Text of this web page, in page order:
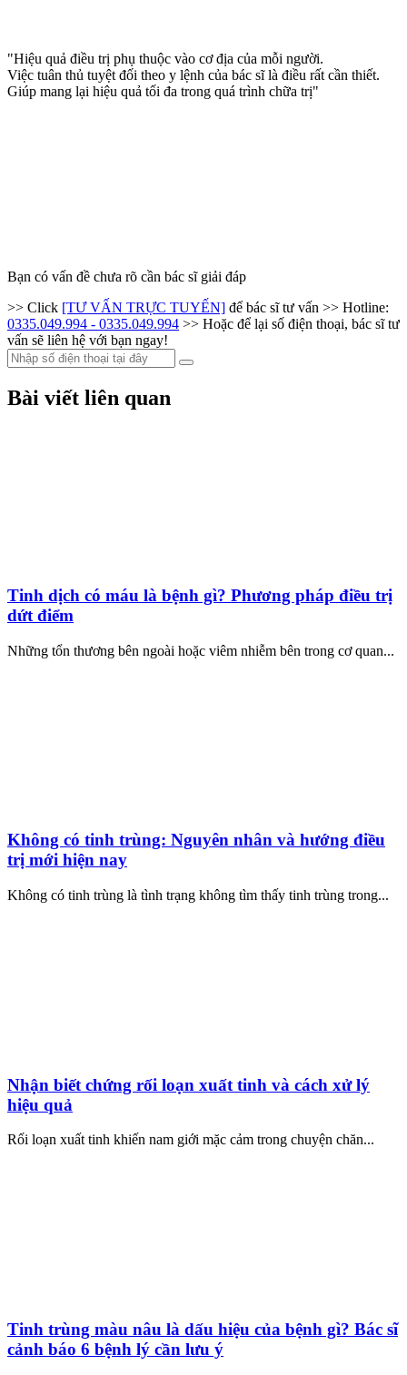
"Hiệu quả điều trị phụ thuộc vào cơ địa của mỗi người.
Việc tuân thủ tuyệt đối theo y lệnh của bác sĩ là điều rất cần thiết.
Giúp mang lại hiệu quả tối đa trong quá trình chữa trị"
Bạn có vấn đề chưa rõ cần bác sĩ giải đáp
>> Click [TƯ VẤN TRỰC TUYẾN] để bác sĩ tư vấn >> Hotline:
0335.049.994 - 0335.049.994 >> Hoặc để lại số điện thoại, bác sĩ tư
vấn sẽ liên hệ với bạn ngay!
Bài viết liên quan
Tinh dịch có máu là bệnh gì? Phương pháp điều trị
dứt điểm
Những tổn thương bên ngoài hoặc viêm nhiễm bên trong cơ quan...
Không có tinh trùng: Nguyên nhân và hướng điều
trị mới hiện nay
Không có tinh trùng là tình trạng không tìm thấy tinh trùng trong...
Nhận biết chứng rối loạn xuất tinh và cách xử lý
hiệu quả
Rối loạn xuất tinh khiến nam giới mặc cảm trong chuyện chăn...
Tinh trùng màu nâu là dấu hiệu của bệnh gì? Bác sĩ
cảnh báo 6 bệnh lý cần lưu ý